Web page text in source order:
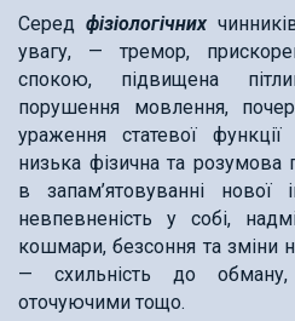
Середфізіологічних
увагу, — тремор,
спокою, підвищена
порушення мовлення,
ураження статевої
низька фізична та розумова
в запам’ятовуванні нової
невпевненість у собі,
кошмари, безсоння та зміни
— схильність до обману,
оточуючими тощо.